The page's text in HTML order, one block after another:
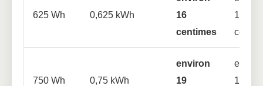
625 Wh 0,625 kWh
16
centimes
13
750 Wh 0,75 kWh
environ
19
15